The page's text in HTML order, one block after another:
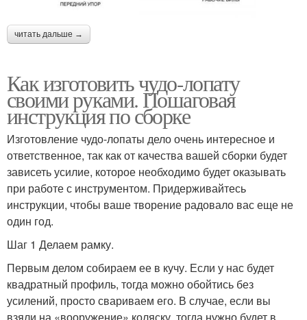
читать дальше →
Как изготовить чудо-лопату
своими руками. Пошаговая
инструкция по сборке
Изготовление чудо-лопаты дело очень интересное и
ответственное, так как от качества вашей сборки будет
зависеть усилие, которое необходимо будет оказывать
при работе с инструментом. Придерживайтесь
инструкции, чтобы ваше творение радовало вас еще не
один год.
Шаг 1 Делаем рамку.
Первым делом собираем ее в кучу. Если у нас будет
квадратный профиль, тогда можно обойтись без
усилений, просто свариваем его. В случае, если вы